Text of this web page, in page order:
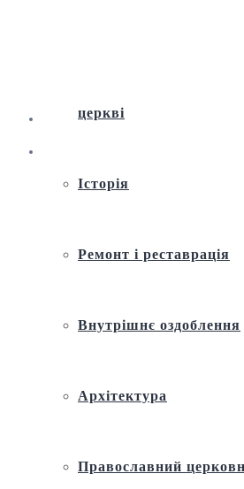
церкві
Історія
Ремонт і реставрація
Внутрішнє оздоблення
Архітектура
Православний